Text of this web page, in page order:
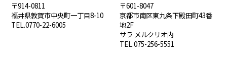
〒914-0811
福井県敦賀市中央町一丁目8-10
TEL.0770-22-6005
〒601-8047
京都市南区東九条下殿田町43番
地2F
サラ メルクリオ内
TEL.075-256-5551